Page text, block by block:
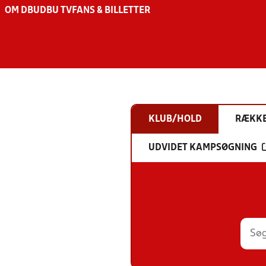
OM DBU DBU TV FANS & BILLETTER
KLUB/HOLD
UDVIDET KAMPSØGNING